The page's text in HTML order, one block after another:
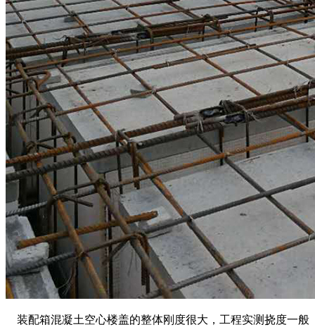
装配箱混凝土空心楼盖的整体刚度很大，工程实测挠度一般